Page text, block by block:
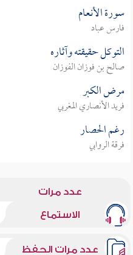
سورة الأنعام
فارس عباد
التوكل حقيقته وآثاره
صالح بن فوزان الفوزان
مرض الكبر
فريد الأنصاري المغربي
رغم الحصار
فرقة الروابي
عدد مرات
الاستماع
عدد مرات الحفظ